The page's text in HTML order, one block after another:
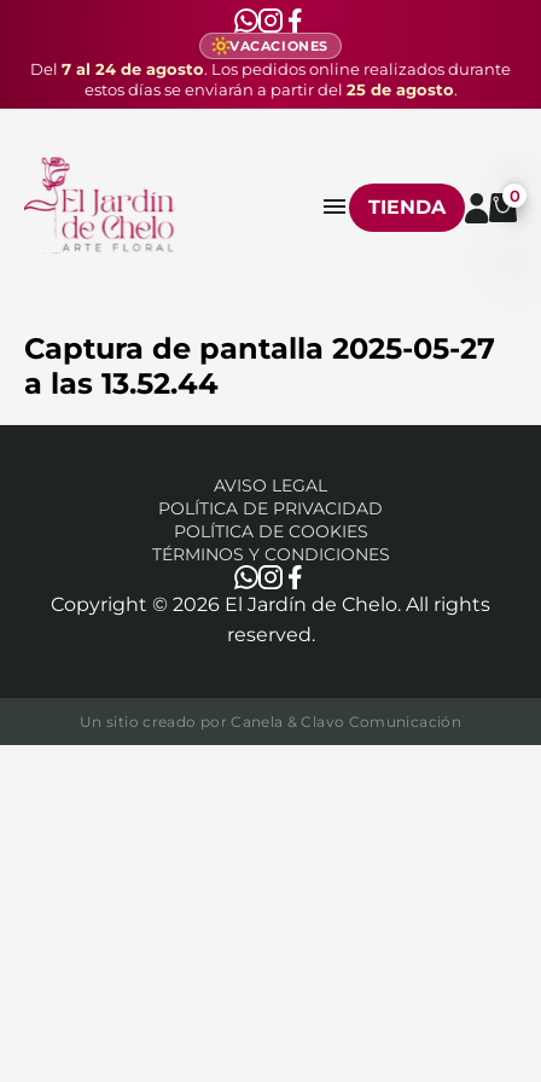
VACACIONES
Del 7 al 24 de agosto. Los pedidos online realizados durante
estos días se enviarán a partir del 25 de agosto.
TIENDA 0
Captura de pantalla 2025-05-27
a las 13.52.44
Copyright © 2026 El Jardín de Chelo. All rights
reserved.
AVISO LEGAL
POLÍTICA DE PRIVACIDAD
POLÍTICA DE COOKIES
TÉRMINOS Y CONDICIONES
Un sitio creado porCanela & Clavo Comunicación